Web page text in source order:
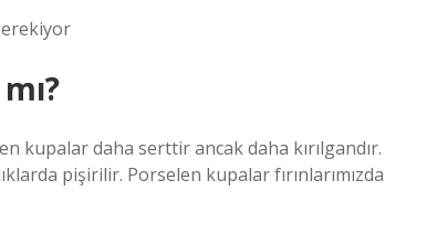
kupalar daha serttir ancak daha kırılgandır.
pişirilir. Porselen kupalar fırınlarımızda